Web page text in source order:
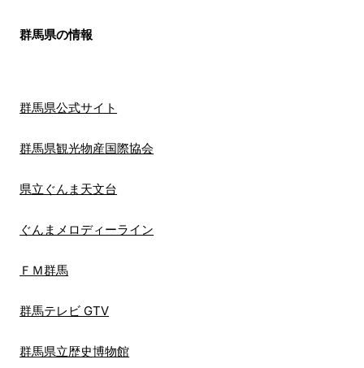
群馬県の情報
群馬県公式サイト
群馬県観光物産国際協会
県立ぐんま天文台
ぐんまメロディーライン
ＦＭ群馬
群馬テレビ GTV
群馬県立歴史博物館